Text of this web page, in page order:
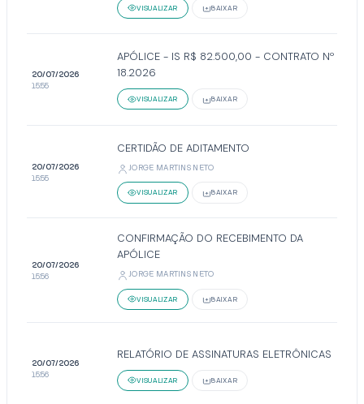
VISUALIZAR BAIXAR
20/07/2026
15:55
APÓLICE - IS R$ 82.500,00 - CONTRATO Nº
18.2026
VISUALIZAR BAIXAR
20/07/2026
15:55
CERTIDÃO DE ADITAMENTO
JORGE MARTINS NETO
VISUALIZAR BAIXAR
20/07/2026
15:56
CONFIRMAÇÃO DO RECEBIMENTO DA
APÓLICE
JORGE MARTINS NETO
VISUALIZAR BAIXAR
20/07/2026
15:56
RELATÓRIO DE ASSINATURAS ELETRÔNICAS
VISUALIZAR BAIXAR